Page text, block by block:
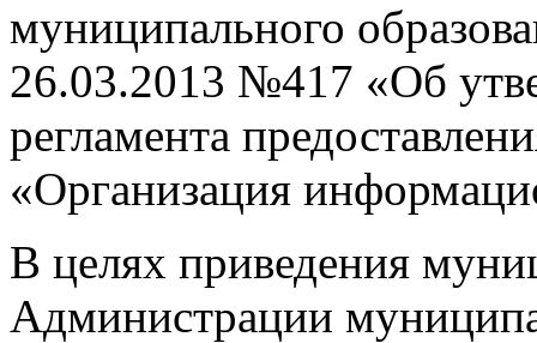
муниципального
26.03.2013 №417 «Об
регламента
«Организация
В целях приведения
Администрации